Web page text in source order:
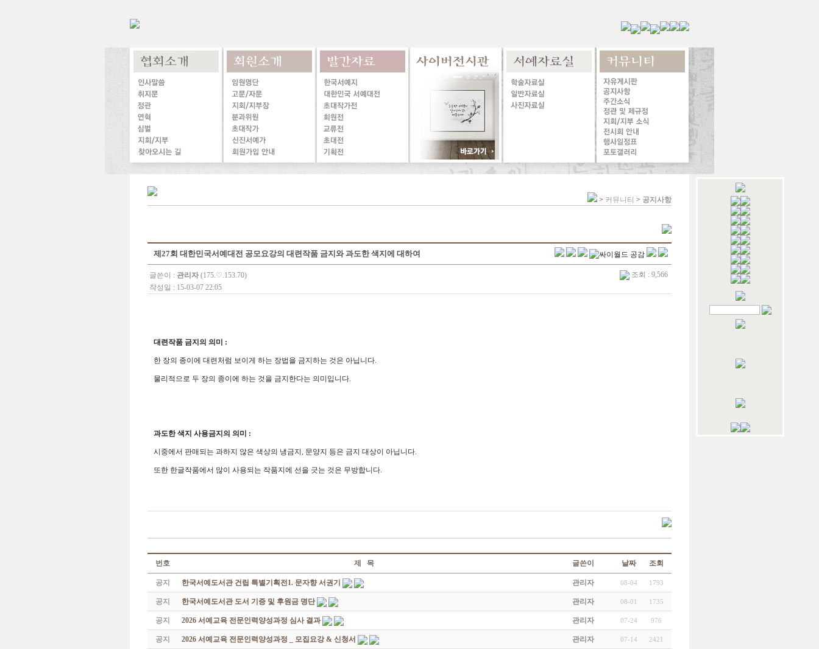
> 커뮤니티 > 공지사항
제27회 대한민국서예대전 공모요강의 대련작품 금지와 과도한 색지에 대하여
글쓴이 : 관리자 (175.♡.153.70)
작성일 : 15-03-07 22:05
조회 : 9,566
대련작품 금지의 의미 :
한 장의 종이에 대련처럼 보이게 하는 장법을 금지하는 것은 아닙니다.
물리적으로 두 장의 종이에 하는 것을 금지한다는 의미입니다.
과도한 색지 사용금지의 의미 :
시중에서 판매되는 과하지 않은 색상의 냉금지, 문양지 등은 금지 대상이 아닙니다.
또한 한글작품에서 많이 사용되는 작품지에 선을 긋는 것은 무방합니다.
번호 제 목 글쓴이 날짜 조회
공지 한국서예도서관 건립 특별기획전1. 문자향 서권기 관리자 08-04 1793
공지 한국서예도서관 도서 기증 및 후원금 명단 관리자 08-01 1735
공지 2026 서예교육 전문인력양성과정 심사 결과 관리자 07-24 976
공지 2026 서예교육 전문인력양성과정 _ 모집요강 & 신청서 관리자 07-14 2421